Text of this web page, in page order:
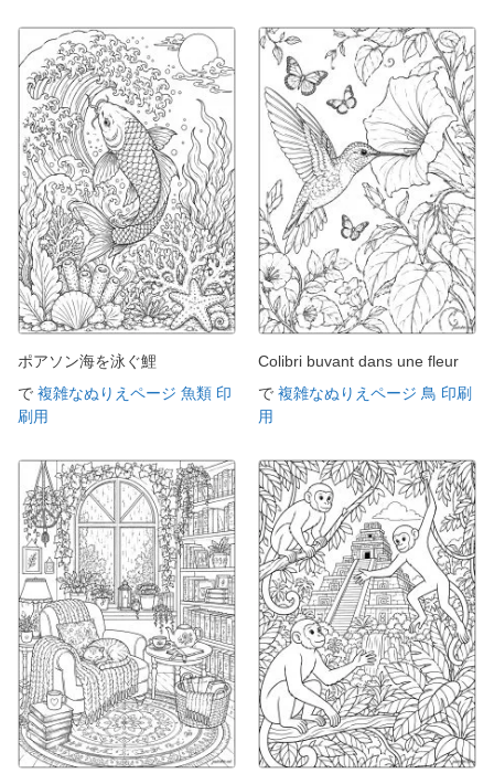
ポアソン海を泳ぐ鯉
で 複雑なぬりえページ 魚類 印
刷用
Colibri buvant dans une fleur
で 複雑なぬりえページ 鳥 印刷
用